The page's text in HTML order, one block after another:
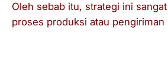
Oleh sebab itu, strategi ini
proses produksi atau pengiriman